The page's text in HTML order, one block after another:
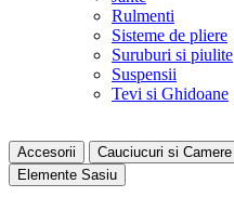
Rulmenti
Sisteme de pliere
Suruburi si piulite
Suspensii
Tevi si Ghidoane
Accesorii Cauciucuri si Camere
Elemente Sasiu